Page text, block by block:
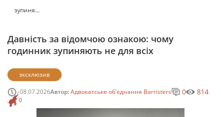
зупиня...
Давність за відомчою ознакою: чому
годинник зупиняють не для всіх
эксклюзив
08.07.2026Автор:Адвокатське об'єднання Barristers
0
0 814